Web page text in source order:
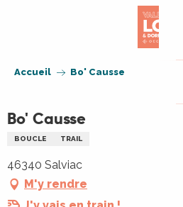
Accueil Bo' Causse
Bo' Causse
BOUCLE TRAIL
46340 Salviac
M'y rendre